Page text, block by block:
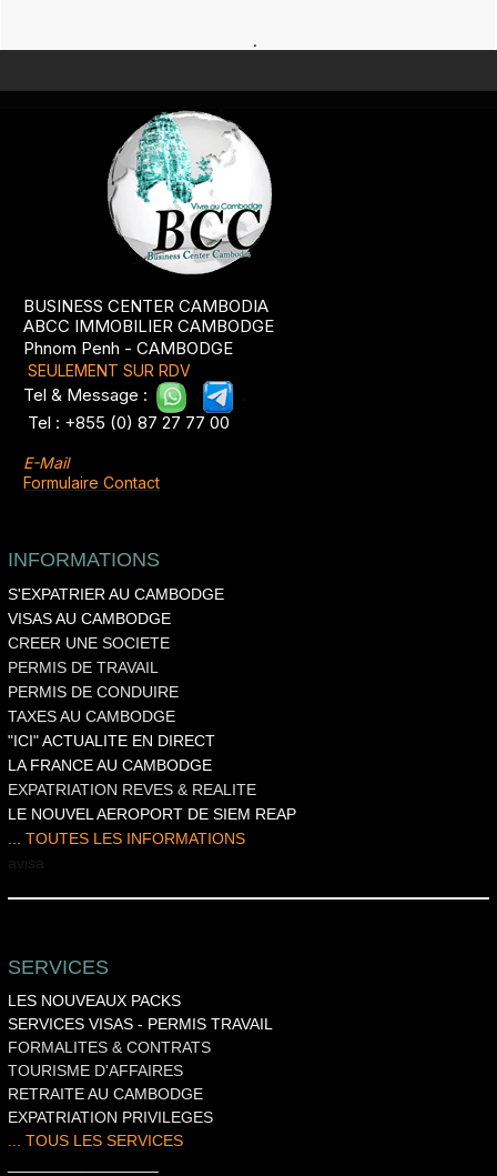
.
BUSINESS CENTER CAMBODIA
ABCC IMMOBILIER CAMBODGE
Phnom Penh - CAMBODGE
SEULEMENT SUR RDV
Tel & Message :
Tel : +855 (0) 87 27 77 00
E-Mail
Formulaire Contact
INFORMATIONS
S'EXPATRIER AU CAMBODGE
VISAS AU CAMBODGE
CREER UNE SOCIETE
PERMIS DE TRAVAIL
PERMIS DE CONDUIRE
TAXES AU CAMBODGE
"ICI" ACTUALITE EN DIRECT
LA FRANCE AU CAMBODGE
EXPATRIATION REVES & REALITE
LE NOUVEL AEROPORT DE SIEM REAP
TOUTES LES INFORMATIONS
avisa
SERVICES
LES NOUVEAUX PACKS
SERVICES VISAS - PERMIS TRAVAIL
FORMALITES & CONTRATS
TOURISME D'AFFAIRES
RETRAITE AU CAMBODGE
EXPATRIATION PRIVILEGES
... TOUS LES SERVICES